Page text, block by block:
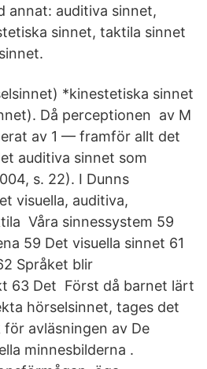
annat: auditiva sinnet,
sinnet, taktila sinnet
*kinestetiska sinnet
Då perceptionen av M
av 1 — framför allt det
auditiva sinnet som
s. 22). I Dunns
visuella, auditiva,
Våra sinnessystem 59
59 Det visuella sinnet 61
Språket blir
63 Det Först då barnet lärt
hörselsinnet, tages det
avläsningen av De
minnesbilderna .